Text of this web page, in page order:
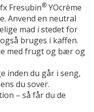
Fresubin® YOcrème
Anvend en neutral
mad i stedet for
bruges i kaffen.
med frugt og bær og
inden du går i seng,
du sover.
– så får du de